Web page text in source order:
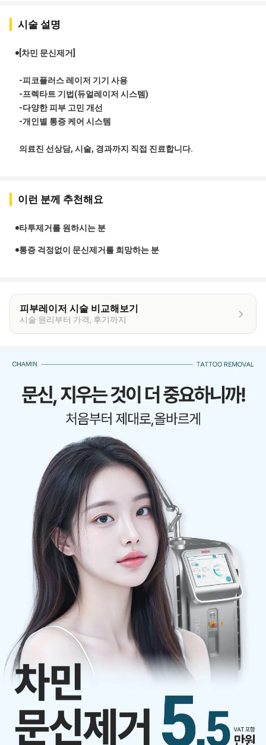
시술 설명
[차민 문신제거]
-피코플러스 레이저 기기 사용
-프렉타트 기법(듀얼레이저 시스템)
-다양한 피부 고민 개선
-개인별 통증 케어 시스템
의료진 선상담, 시술, 경과까지 직접 진료합니다.
이런 분께 추천해요
타투제거를 원하시는 분
통증 걱정없이 문신제거를 희망하는 분
피부레이저 시술 비교해보기
시술 원리부터 가격, 후기까지
이